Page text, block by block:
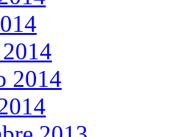
2014